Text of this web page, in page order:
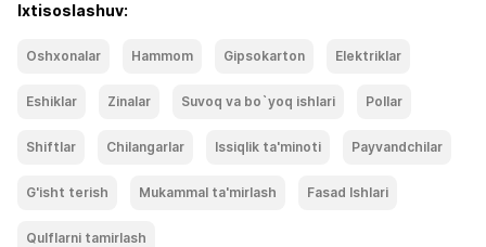
Ixtisoslashuv:
Oshxonalar Hammom Gipsokarton Elektriklar
Eshiklar Zinalar Suvoq va bo`yoq ishlari Pollar
Shiftlar Chilangarlar Issiqlik ta'minoti Payvandchilar
G'isht terish Mukammal ta'mirlash Fasad Ishlari
Qulflarni tamirlash